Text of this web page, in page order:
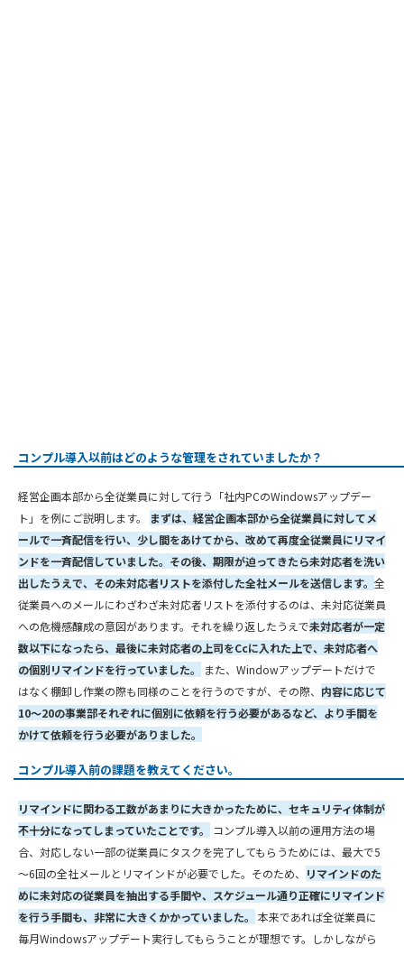
コンプル導入以前はどのような管理をされていましたか？
経営企画本部から全従業員に対して行う「社内PCのWindowsアップデー
ト」を例にご説明します。
まずは、経営企画本部から全従業員に対してメ
ールで一斉配信を行い、少し間をあけてから、改めて再度全従業員にリマイ
ンドを一斉配信していました。その後、期限が迫ってきたら未対応者を洗い
出したうえで、その未対応者リストを添付した全社メールを送信します。 全
従業員へのメールにわざわざ未対応者リストを添付するのは、未対応従業員
への危機感醸成の意図があります。それを繰り返したうえで未対応者が一定
数以下になったら、最後に未対応者の上司をCcに入れた上で、未対応者へ
の個別リマインドを行っていました。
また、Windowアップデートだけで
はなく棚卸し作業の際も同様のことを行うのですが、その際、 内容に応じて
10～20の事業部それぞれに個別に依頼を行う必要があるなど、より手間を
かけて依頼を行う必要がありました。
コンプル導入前の課題を教えてください。
リマインドに関わる工数があまりに大きかったために、セキュリティ体制が
不十分になってしまっていたことです。
コンプル導入以前の運用方法の場
合、対応しない一部の従業員にタスクを完了してもらうためには、最大で5
～6回の全社メールとリマインドが必要でした。そのため、
リマインドのた
めに未対応の従業員を抽出する手間や、スケジュール通り正確にリマインド
を行う手間も、非常に大きくかかっていました。
本来であれば全従業員に
毎月Windowsアップデート実行してもらうことが理想です。しかしながら